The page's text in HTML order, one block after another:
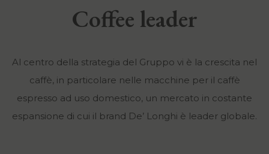
Coffee leader
Al centro della strategia del Gruppo vi è la crescita nel
caffè, in particolare nelle macchine per il caffè
espresso ad uso domestico, un mercato in costante
espansione di cui il brand De’ Longhi è leader globale.